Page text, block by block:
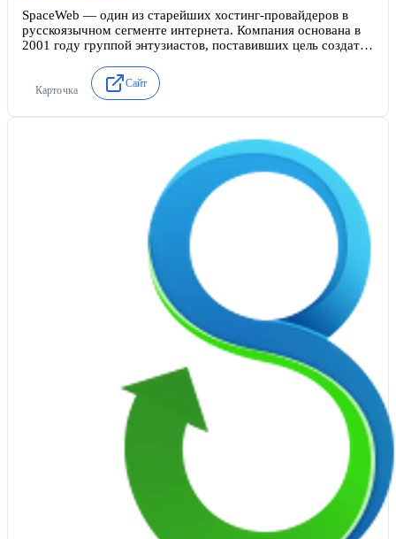
SpaceWeb — один из старейших хостинг-провайдеров в
русскоязычном сегменте интернета. Компания основана в
2001 году группой энтузиастов, поставивших цель создать
размещения сайтов.
Карточка
Сайт